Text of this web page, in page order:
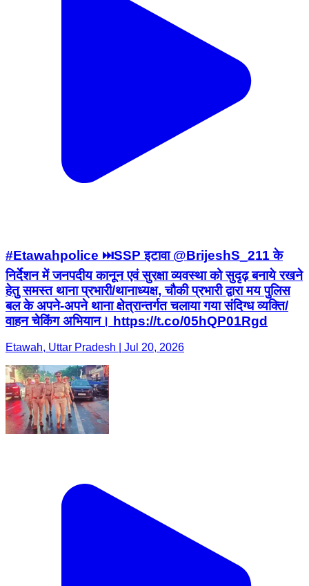
#Etawahpolice ⏭️SSP इटावा @BrijeshS_211 के
निर्देशन में जनपदीय कानून एवं सुरक्षा व्यवस्था को सुदृढ़ बनाये रखने
हेतु समस्त थाना प्रभारी/थानाध्यक्ष, चौकी प्रभारी द्वारा मय पुलिस
बल के अपने-अपने थाना क्षेत्रान्तर्गत चलाया गया संदिग्ध व्यक्ति/
वाहन चेकिंग अभियान। https://t.co/05hQP01Rgd
Etawah, Uttar Pradesh | Jul 20, 2026